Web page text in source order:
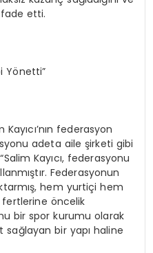
etti.
Yönetti”
federasyon
adeta aile şirketi gibi
Kayıcı, federasyonu
Federasyonun
hem yurtiçi hem
fertlerine öncelik
bir spor kurumu olarak
bir yapı haline